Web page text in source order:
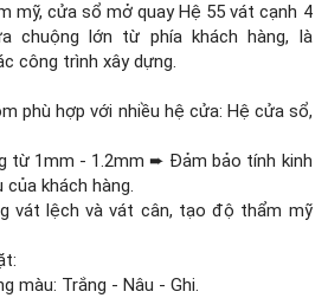
mỹ, cửa sổ mở quay Hệ 55 vát cạnh 4
chuộng lớn từ phía khách hàng, là
công trình xây dựng.
phù hợp với nhiều hệ cửa: Hệ cửa sổ,
từ 1mm - 1.2mm ➨ Đảm bảo tính kinh
khách hàng.
vát lệch và vát cân, tạo độ thẩm mỹ
màu: Trắng - Nâu - Ghi.